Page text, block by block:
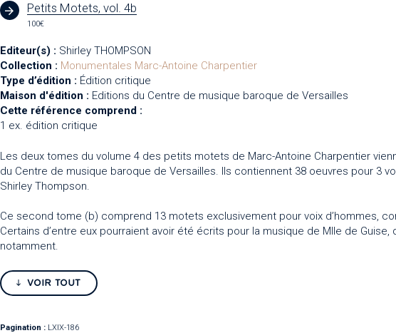
Petits Motets, vol. 4b
100€
Editeur(s) : Shirley THOMPSON
Collection : Monumentales Marc-Antoine Charpentier
Type d’édition : Édition critique
Maison d'édition : Editions du Centre de musique baroque de Versailles
Cette référence comprend :
1 ex. édition critique
Les deux tomes du volume 4 des petits motets de Marc-Antoine Charpentier
du Centre de musique baroque de Versailles. Ils contiennent 38 oeuvres pour 3
Shirley Thompson.
Ce second tome (b) comprend 13 motets exclusivement pour voix d’hommes,
Certains d’entre eux pourraient avoir été écrits pour la musique de Mlle de Guise,
notamment.
VOIR TOUT
Pagination : LXIX-186